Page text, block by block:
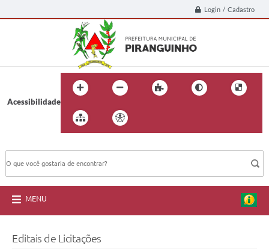
Login / Cadastro
Acessibilidade
MENU
Editais de Licitações